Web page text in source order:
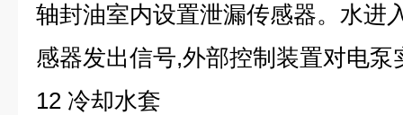
轴封油室内设置泄漏传感器。水进
感器发出信号,外部控制装置对电泵
12 冷却水套